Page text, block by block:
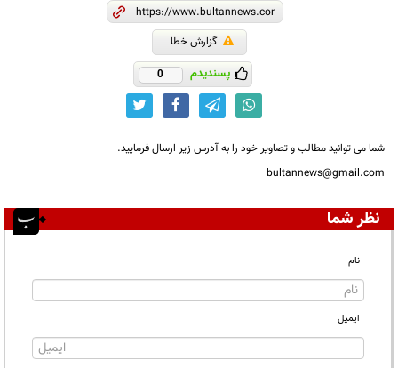
گزارش خطا
پسندیدم 0
شما می توانید مطالب و تصاویر خود را به آدرس زیر ارسال فرمایید.
bultannews@gmail.com
نظر شما
نام
ایمیل